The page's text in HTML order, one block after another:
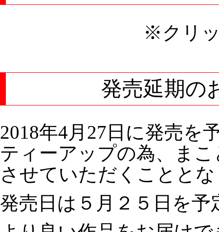
※クリ
発売延期の
2018年4月27日に発売を
ティーアップの為、ま
させていただくことと
発売日は５月２５日を